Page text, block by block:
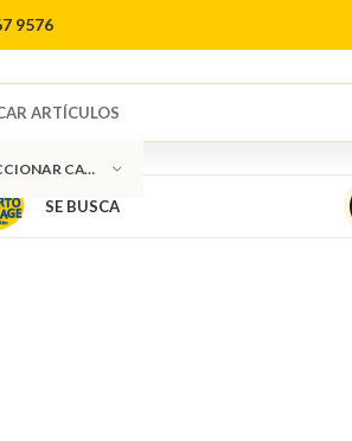
9576
SELECCIONAR CATEGORÍA
SE BUSCA